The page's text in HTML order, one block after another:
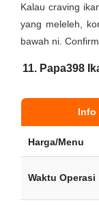
Kalau craving
yang meleleh,
bawah ni.
11. Papa398
Info
Harga/Menu
Waktu Operasi